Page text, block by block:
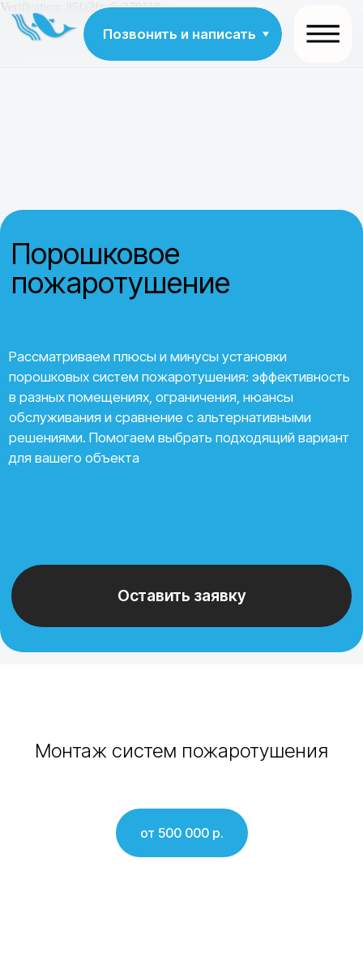
Verification: 85fa2fce6c370118
Позвонить и написать
Оставить заявку
Рассматриваем плюсы и минусы установки
порошковых систем пожаротушения: эффективность
в разных помещениях, ограничения, нюансы
обслуживания и сравнение с альтернативными
Монтаж систем пожаротушения
от 500 000 р.